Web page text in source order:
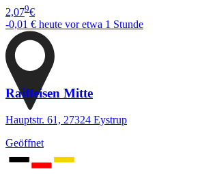
2,079€
-0,01 € heute vor etwa 1 Stunde
Raiffeisen Mitte
Hauptstr. 61, 27324 Eystrup
Geöffnet